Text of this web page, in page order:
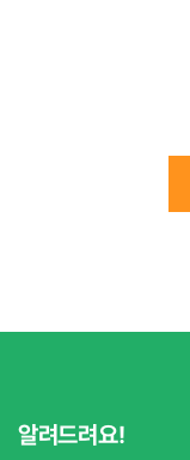
알려드려요!